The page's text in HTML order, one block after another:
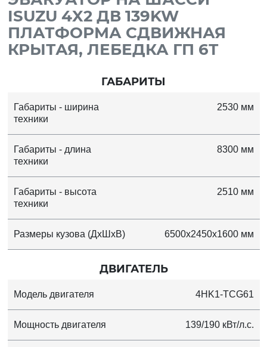
ISUZU 4X2 ДВ 139KW
ПЛАТФОРМА СДВИЖНАЯ
КРЫТАЯ, ЛЕБЕДКА ГП 6Т
ГАБАРИТЫ
Габариты - ширина
техники
2530 мм
Габариты - длина
техники
8300 мм
Габариты - высота
техники
2510 мм
Размеры кузова (ДхШхВ) 6500x2450x1600 мм
ДВИГАТЕЛЬ
Модель двигателя 4HK1-TCG61
Мощность двигателя 139/190 кВт/л.с.